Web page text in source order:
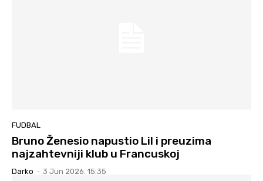
FUDBAL
Bruno Ženesio napustio Lil i preuzima
najzahtevniji klub u Francuskoj
Darko - 3 Jun 2026. 15:35